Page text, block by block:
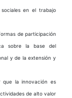
en el trabajo
de participación
sobre la base del
y de la extensión y
la innovación es
de alto valor